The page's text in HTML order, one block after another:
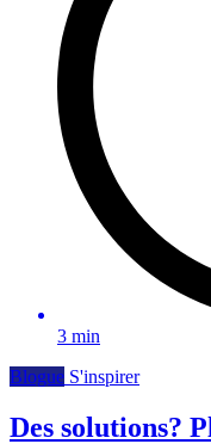
3 min
Blogue S'inspirer
Des solutions?